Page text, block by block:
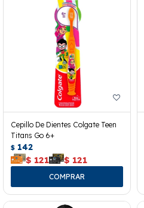
Cepillo De Dientes Colgate Teen
Titans Go 6+
$ 142
$ 121 $ 121